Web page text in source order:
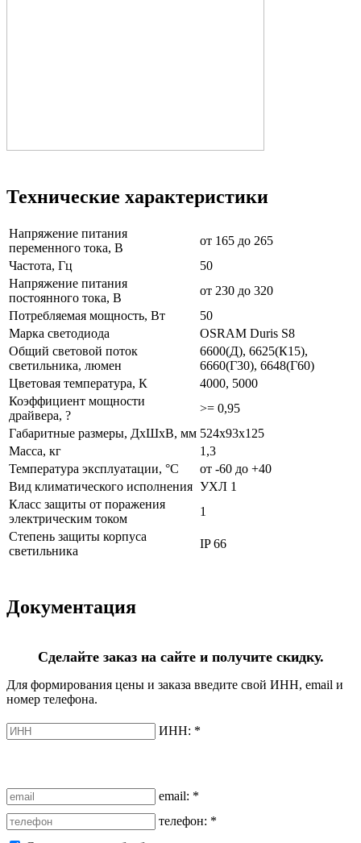
Технические характеристики
Напряжение питания
переменного тока, В
от 165 до 265
Частота, Гц
50
Напряжение питания
постоянного тока, В
от 230 до 320
Потребляемая мощность, Вт
50
Марка светодиода
OSRAM Duris S8
Общий световой поток
светильника, люмен
6600(Д), 6625(К15),
6660(Г30), 6648(Г60)
Цветовая температура, К
4000, 5000
Коэффициент мощности
драйвера, ?
>= 0,95
Габаритные размеры, ДхШхВ, мм 524х93х125
Масса, кг
1,3
Температура эксплуатации, °С
от -60 до +40
Вид климатического исполнения УХЛ 1
Класс защиты от поражения
электрическим током
1
Степень защиты корпуса
светильника
IP 66
Документация
Сделайте заказ на сайте и получите скидку.
Для формирования цены и заказа введите свой ИНН, email и
номер телефона.
ИНН: *
email: *
телефон: *